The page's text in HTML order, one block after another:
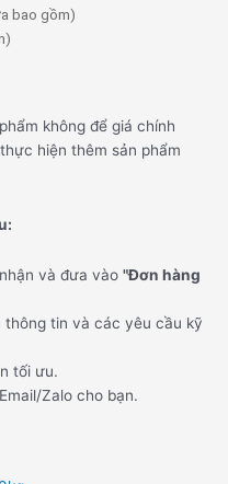
bao gồm)
không để giá chính
hiện thêm sản phẩm
và đưa vào"Đơn hàng
thông tin và các yêu cầu kỹ
tối ưu.
Zalo cho bạn.